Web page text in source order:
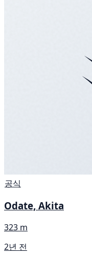
공식
Odate, Akita
323 m
2년 전